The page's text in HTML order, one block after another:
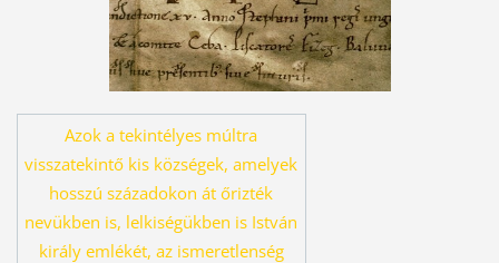
Azok a tekintélyes múltra
visszatekintő kis községek, amelyek
hosszú századokon át őrizték
nevükben is, lelkiségükben is István
király emlékét, az ismeretlenség